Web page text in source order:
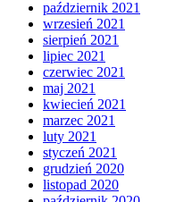
październik 2021
wrzesień 2021
sierpień 2021
lipiec 2021
czerwiec 2021
maj 2021
kwiecień 2021
marzec 2021
luty 2021
styczeń 2021
grudzień 2020
listopad 2020